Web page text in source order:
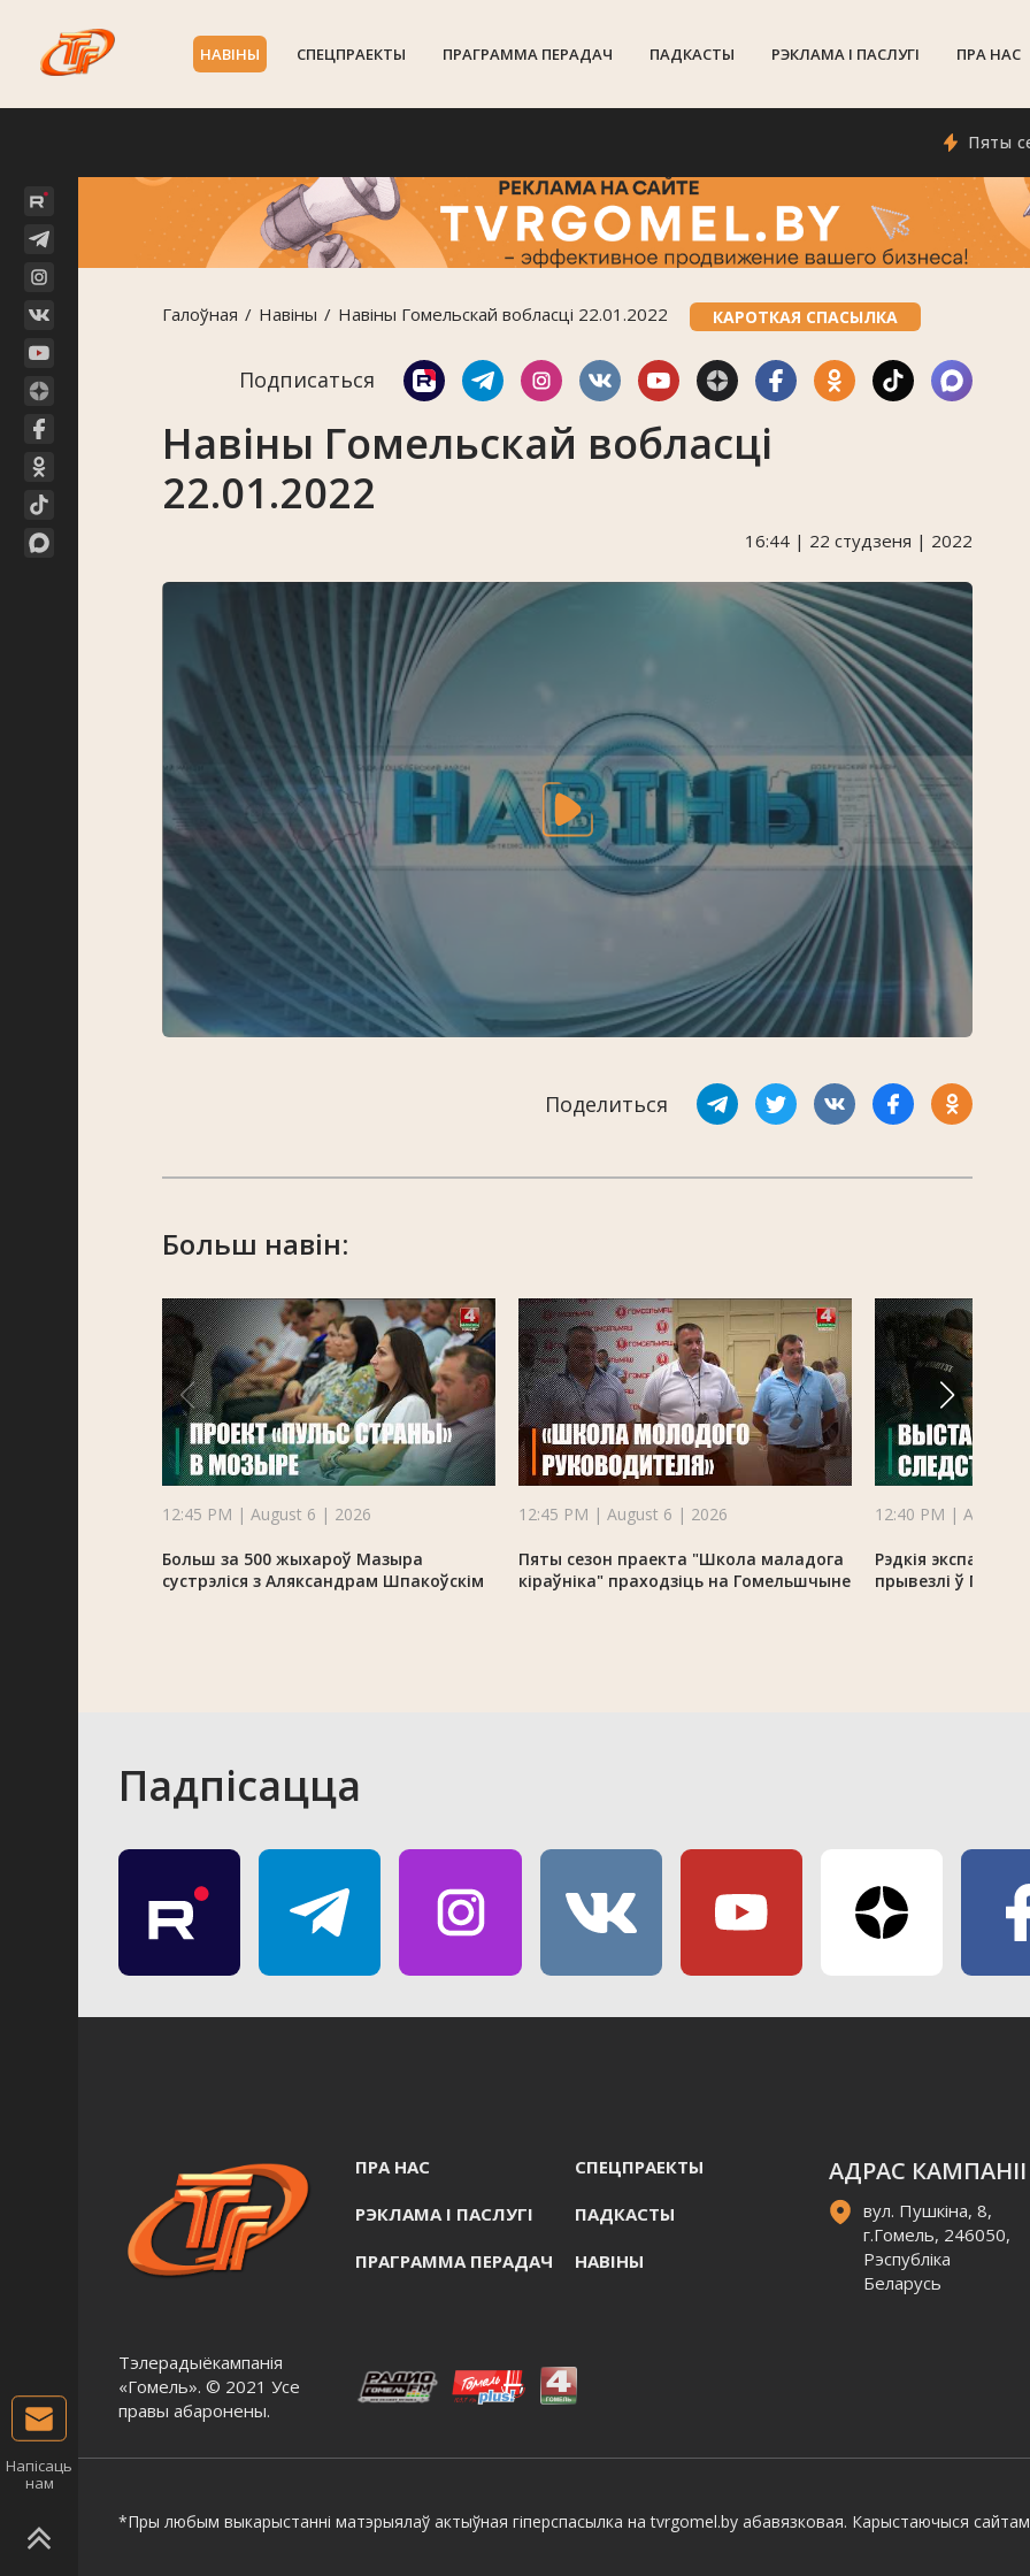
НАВIНЫ СПЕЦПРАЕКТЫ ПРАГРАММА ПЕРАДАЧ ПАДКАСТЫ РЭКЛАМА I ПАСЛУГI ПРА НАС
Пяты сезон
Галоўная Навiны Навіны Гомельскай вобласці 22.01.2022 КАРОТКАЯ СПАСЫЛКА
Подписаться
Навіны Гомельскай вобласці
22.01.2022
16:44 | 22 студзеня | 2022
Поделиться
Больш навін:
12:45 PM | August 6 | 2026
Больш за 500 жыхароў Мазыра
сустрэліся з Аляксандрам Шпакоўскім
12:45 PM | August 6 | 2026
Пяты сезон праекта "Школа маладога
кіраўніка" праходзіць на Гомельшчыне
12:40 PM | August 6
Рэдкія экспанаты
прывезлі ў Гомель
Падпісацца
Тэлерадыёкампанія
«Гомель». © 2021 Усе
правы абаронены.
ПРА НАС СПЕЦПРАЕКТЫ
РЭКЛАМА I ПАСЛУГI ПАДКАСТЫ
ПРАГРАММА ПЕРАДАЧ НАВIНЫ
АДРАС КАМПАНІІ
вул. Пушкіна, 8,
г.Гомель, 246050,
Рэспубліка
Беларусь
*Пры любым выкарыстанні матэрыялаў актыўная гіперспасылка на tvrgomel.by абавязковая. Карыстаючыся
Напісаць
нам